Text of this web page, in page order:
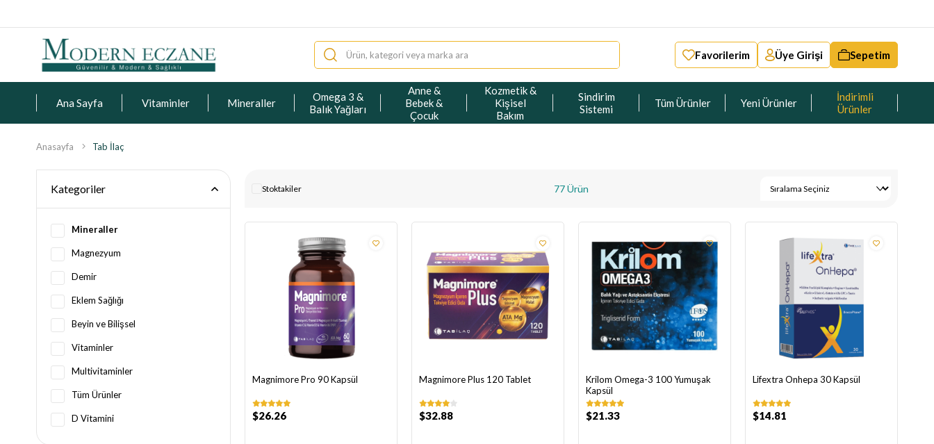
Favorilerim Üye Girişi Sepetim
Ana Sayfa Vitaminler Mineraller
Omega 3 &
Balık Yağları
Anne &
Bebek &
Çocuk
Kozmetik &
Kişisel
Bakım
Sindirim
Sistemi
Tüm Ürünler Yeni Ürünler
İndirimli
Ürünler
Anasayfa Tab İlaç
Kategoriler
Mineraller
Magnezyum
Demir
Eklem Sağlığı
Beyin ve Bilişsel
Vitaminler
Multivitaminler
Tüm Ürünler
D Vitamini
Stoktakiler 77 Ürün
Magnimore Pro 90 Kapsül
$26.26
Magnimore Plus 120 Tablet
$32.88
Krilom Omega-3 100 Yumuşak
Kapsül
$21.33
Lifextra Onhepa 30 Kapsül
$14.81